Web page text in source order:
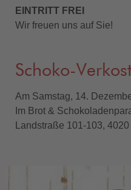
EINTRITT FREI
Wir freuen uns auf Sie!
Schoko-
Am Samstag, 14.
Im Brot &
Landstraße 101-103,